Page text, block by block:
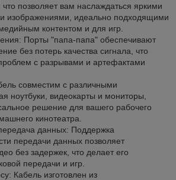
позволяет вам наслаждаться яркими
изображениями, идеально подходящими
контентом и для игр.
Порты "папа-папа" обеспечивают
без потерь качества сигнала, что
с разрывами и артефактами
совместим с различными
ноутбуки, видеокарты и мониторы,
решение для вашего рабочего
кинотеатра.
данных: Поддержка
передачи данных позволяет
без задержек, что делает его
передачи и игр.
Кабель изготовлен из